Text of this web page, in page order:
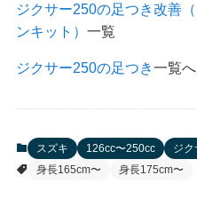
ジクサー250の足つき改善
ンキット） 一覧
ジクサー250の足つき一覧
スズキ 126cc〜250cc
ジ
身長165cm〜
身長175cm〜